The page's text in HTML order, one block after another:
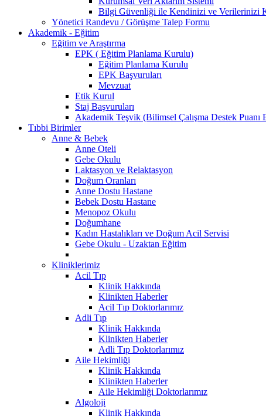
Bilgi Güvenliği ile Kendinizi ve Verilerinizi
Yönetici Randevu / Görüşme Talep Formu
Akademik - Eğitim
Eğitim ve Araştırma
EPK ( Eğitim Planlama Kurulu)
Eğitim Planlama Kurulu
EPK Başvuruları
Mevzuat
Etik Kurul
Staj Başvuruları
Akademik Teşvik (Bilimsel Çalışma Destek Puanı
Tıbbi Birimler
Anne & Bebek
Anne Oteli
Gebe Okulu
Laktasyon ve Relaktasyon
Doğum Oranları
Anne Dostu Hastane
Bebek Dostu Hastane
Menopoz Okulu
Doğumhane
Kadın Hastalıkları ve Doğum Acil Servisi
Gebe Okulu - Uzaktan Eğitim
Kliniklerimiz
Acil Tıp
Klinik Hakkında
Klinikten Haberler
Acil Tıp Doktorlarımız
Adli Tıp
Klinik Hakkında
Klinikten Haberler
Adli Tıp Doktorlarımız
Aile Hekimliği
Klinik Hakkında
Klinikten Haberler
Aile Hekimliği Doktorlarımız
Algoloji
Klinik Hakkında